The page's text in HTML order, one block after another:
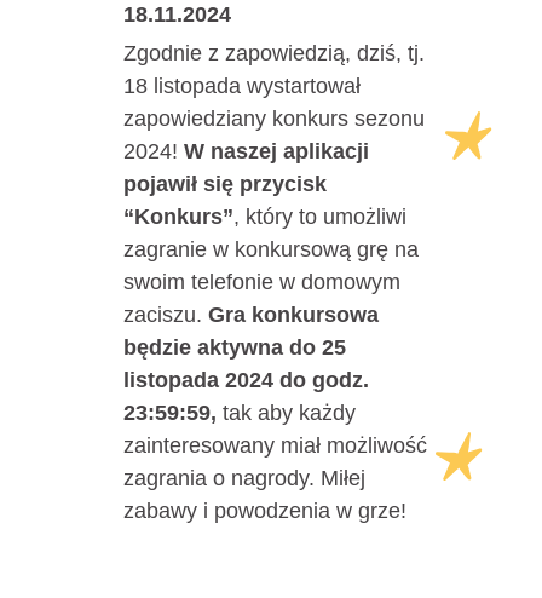
18.11.2024
Zgodnie z zapowiedzią, dziś, tj.
18 listopada wystartował
zapowiedziany konkurs sezonu
2024! W naszej aplikacji
pojawił się przycisk
“Konkurs”, który to umożliwi
zagranie w konkursową grę na
swoim telefonie w domowym
zaciszu. Gra konkursowa
będzie aktywna do 25
listopada 2024 do godz.
23:59:59, tak aby każdy
zainteresowany miał możliwość
zagrania o nagrody. Miłej
zabawy i powodzenia w grze!